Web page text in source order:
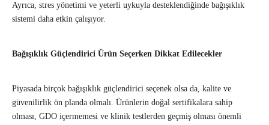
Ayrıca, stres yönetimi ve yeterli uykuyla desteklendiğinde bağışıklık
sistemi daha etkin çalışıyor.
Bağışıklık Güçlendirici Ürün Seçerken Dikkat Edilecekler
Piyasada birçok bağışıklık güçlendirici seçenek olsa da, kalite ve
güvenilirlik ön planda olmalı. Ürünlerin doğal sertifikalara sahip
olması, GDO içermemesi ve klinik testlerden geçmiş olması önemli